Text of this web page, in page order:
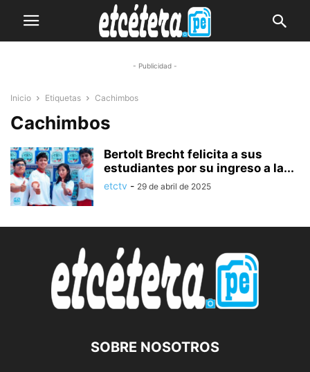
- Publicidad -
Inicio Etiquetas Cachimbos
Cachimbos
Bertolt Brecht felicita a sus
estudiantes por su ingreso a la...
etctv - 29 de abril de 2025
SOBRE NOSOTROS